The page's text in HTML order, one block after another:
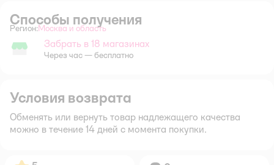
Способы получения
Регион: Выбор адреса доставки.
Москва и область
Забрать в магазине
Забрать в 18 магазинах
Через час — бесплатно
Условия возврата
Обменять или вернуть товар надлежащего качества
можно в течение 14 дней с момента покупки.